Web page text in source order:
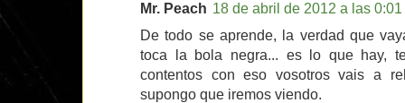
Mr. Peach 18 de abril de 2012 a las 0:01
De todo se aprende, la verdad que
toca la bola negra... es lo que hay,
contentos con eso vosotros vais a
supongo que iremos viendo.